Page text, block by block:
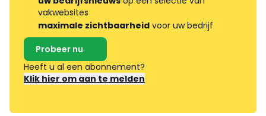
vakwebsites
maximale zichtbaarheid voor uw bedrijf
Probeer nu
Heeft u al een abonnement?
Klik hier om aan te melden